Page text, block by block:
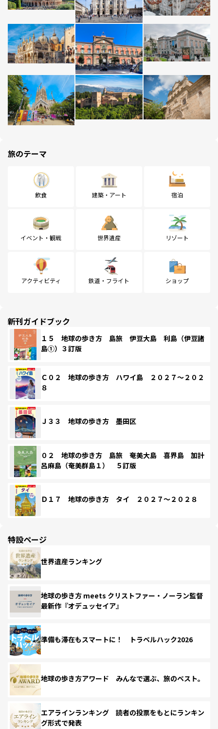
旅のテーマ
飲食 建築・アート 宿泊
イベント・観戦 世界遺産 リゾート
アクティビティ 鉄道・フライト ショップ
新刊ガイドブック
１５ 地球の歩き方 島旅 伊豆大島 利島（伊豆諸
島①）３訂版
Ｃ０２ 地球の歩き方 ハワイ島 ２０２７～２０２
８
Ｊ３３ 地球の歩き方 墨田区
０２ 地球の歩き方 島旅 奄美大島 喜界島 加計
呂麻島（奄美群島１） ５訂版
Ｄ１７ 地球の歩き方 タイ ２０２７～２０２８
特設ページ
世界遺産ランキング
地球の歩き方 meets クリストファー・ノーラン監督
最新作『オデュッセイア』
準備も滞在もスマートに！ トラベルハック2026
地球の歩き方アワード みんなで選ぶ、旅のベスト。
エアラインランキング 読者の投票をもとにランキン
グ形式で発表